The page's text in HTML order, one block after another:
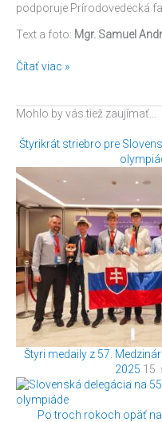
podporuje Prírodovedecká
Text a foto: Mgr. Samuel
Čítať viac »
Mohlo by vás tiež zaujímať…
Štyrikrát striebro pre
Štyri medaily z 57.
2025 15.
Po troch rokoch opäť